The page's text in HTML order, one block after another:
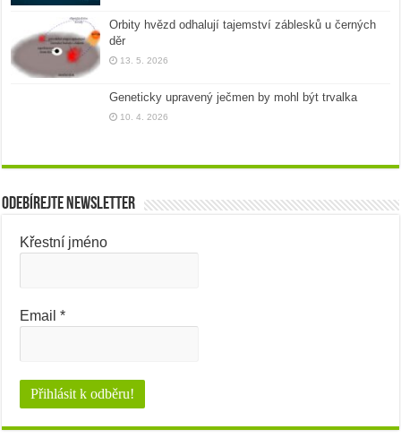
Orbity hvězd odhalují tajemství záblesků u černých
děr
13. 5. 2026
Geneticky upravený ječmen by mohl být trvalka
10. 4. 2026
Odebírejte newsletter
Křestní jméno
Email*